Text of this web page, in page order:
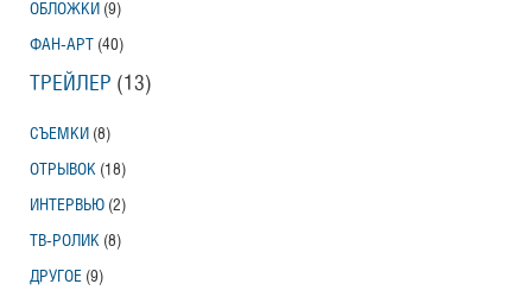
ОБЛОЖКИ (9)
ФАН-АРТ (40)
ТРЕЙЛЕР (13)
СЪЕМКИ (8)
ОТРЫВОК (18)
ИНТЕРВЬЮ (2)
ТВ-РОЛИК (8)
ДРУГОЕ (9)